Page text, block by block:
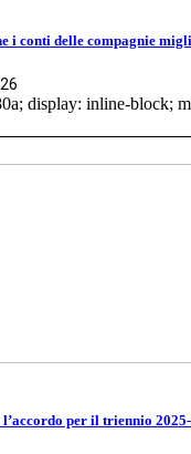
i conti delle compagnie
display: inline-block;
per il triennio